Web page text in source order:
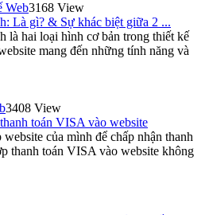
Web3168 View
Là gì? & Sự khác biệt giữa 2 ...
là hai loại hình cơ bản trong thiết kế
mang đến những tính năng và
3408 View
toán VISA vào website
của mình để chấp nhận thanh
thanh toán VISA vào website không